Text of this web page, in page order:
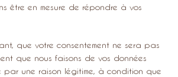
être en mesure de répondre à vos
que votre consentement ne sera pas
que nous faisons de vos données
par une raison légitime, à condition que